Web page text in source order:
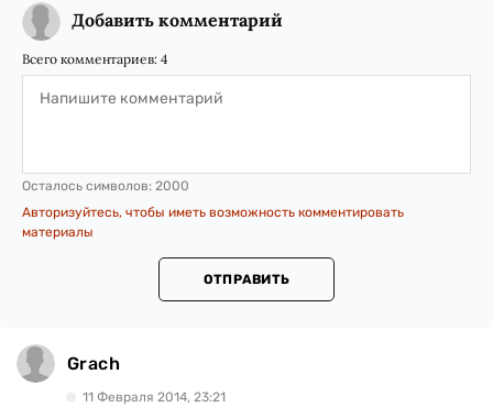
Добавить комментарий
Всего комментариев: 4
Осталось символов: 2000
Авторизуйтесь, чтобы иметь возможность комментировать
материалы
ОТПРАВИТЬ
Grach
11 Февраля 2014, 23:21